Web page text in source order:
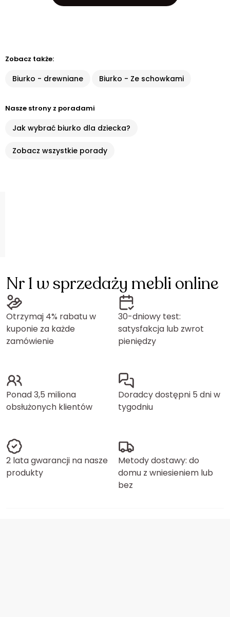
Zobacz także:
Biurko - drewniane Biurko - Ze schowkami
Nasze strony z poradami
Jak wybrać biurko dla dziecka?
Zobacz wszystkie porady
Nr 1 w sprzedaży mebli online
Otrzymaj 4% rabatu w
kuponie za każde
zamówienie
30-dniowy test:
satysfakcja lub zwrot
pieniędzy
Ponad 3,5 miliona
obsłużonych klientów
Doradcy dostępni 5 dni w
tygodniu
2 lata gwarancji na nasze
produkty
Metody dostawy: do
domu z wniesieniem lub
bez